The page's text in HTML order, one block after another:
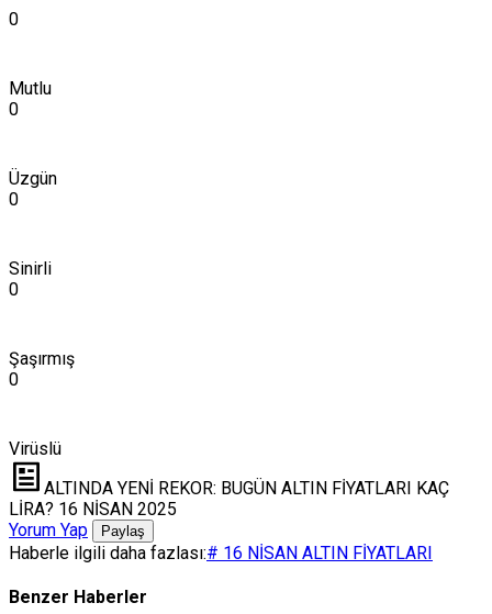
0
Mutlu
0
Üzgün
0
Sinirli
0
Şaşırmış
0
Virüslü
ALTINDA YENİ REKOR: BUGÜN ALTIN FİYATLARI KAÇ
LİRA? 16 NİSAN 2025
Yorum Yap
Paylaş
Haberle ilgili daha fazlası:# 16 NİSAN ALTIN FİYATLARI
Benzer Haberler